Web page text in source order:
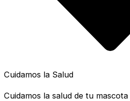
Cuidamos la Salud
Cuidamos la salud de tu